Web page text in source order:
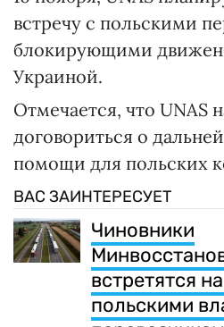
встречу с польскими
блокирующими
Украиной.
Отмечается, что UNAS
договориться о
помощи для польских
ВАС ЗАИНТЕРЕСУЕТ
Чиновники
встретятся
польскими